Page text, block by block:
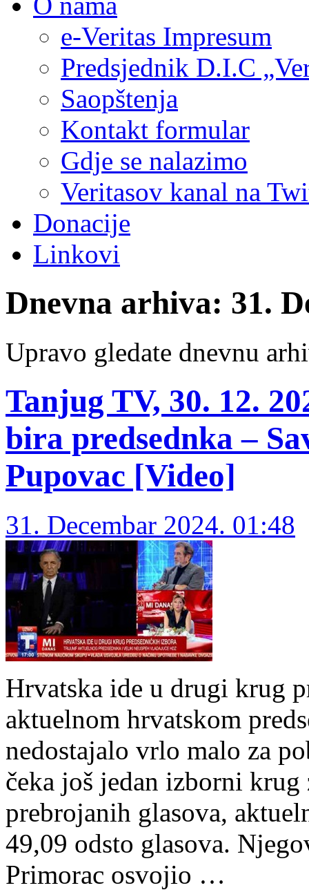
e-Veritas Impresum
Predsjednik D.I.C
Saopštenja
Kontakt formular
Gdje se nalazimo
Veritasov kanal na
Donacije
Linkovi
Dnevna arhiva: 31.
Upravo gledate dnevnu
Tanjug TV, 30. 12.
bira predsednka –
Pupovac [Video]
31. Decembar 2024. 01:48
Hrvatska ide u drugi krug
aktuelnom hrvatskom
nedostajalo vrlo malo za
čeka još jedan izborni
prebrojanih glasova,
49,09 odsto glasova.
Primorac osvojio …